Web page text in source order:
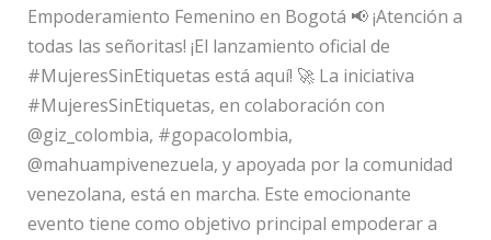
Empoderamiento Femenino en Bogotá 📢 ¡Atención a
todas las señoritas! ¡El lanzamiento oficial de
#MujeresSinEtiquetas está aquí! 🚀 La iniciativa
#MujeresSinEtiquetas, en colaboración con
@giz_colombia, #gopacolombia,
@mahuampivenezuela, y apoyada por la comunidad
venezolana, está en marcha. Este emocionante
evento tiene como objetivo principal empoderar a